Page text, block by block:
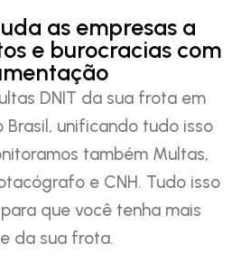
as empresas a
e burocracias com
DNIT da sua frota em
unificando tudo isso
também Multas,
e CNH. Tudo isso
que você tenha mais
da sua frota.